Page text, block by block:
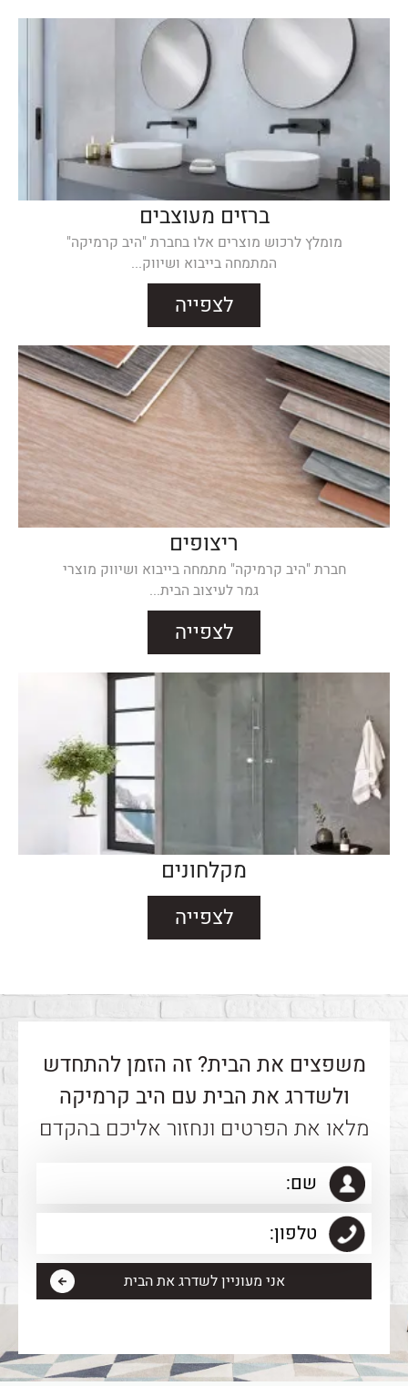
ברזים מעוצבים
מומלץ לרכוש מוצרים אלו בחברת "היב קרמיקה"
המתמחה בייבוא ושיווק...
לצפייה
ריצופים
חברת "היב קרמיקה" מתמחה בייבוא ושיווק מוצרי
גמר לעיצוב הבית...
לצפייה
מקלחונים
לצפייה
משפצים את הבית? זה הזמן להתחדש
ולשדרג את הבית עם היב קרמיקה
מלאו את הפרטים ונחזור אליכם בהקדם